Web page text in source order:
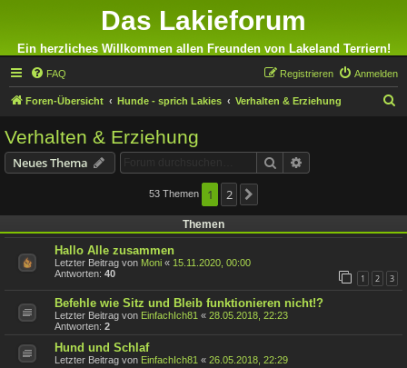
Das Lakieforum
Ein herzliches Willkommen allen Freunden von Lakeland Terriern!
FAQ Anmelden
Registrieren
Foren-Übersicht Hunde - sprich Lakies Verhalten & Erziehung
Verhalten & Erziehung
Neues Thema Suche
53 Themen 1 2
Themen
Hallo Alle zusammen
Letzter Beitrag von Moni « 15.11.2020, 00:00
Antworten: 40 1 2 3
Befehle wie Sitz und Bleib funktionieren nicht!?
Letzter Beitrag von EinfachIch81 « 28.05.2018, 22:23
Antworten: 2
Hund und Schlaf
Letzter Beitrag von EinfachIch81 « 26.05.2018, 22:29